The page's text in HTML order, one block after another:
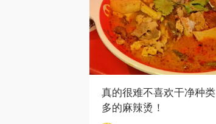
真的很难不喜欢干净种类
多的麻辣烫！